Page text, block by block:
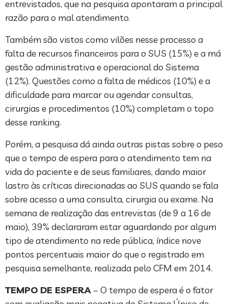
entrevistados, que na pesquisa apontaram a principal
razão para o mal atendimento.
Também são vistos como vilões nesse processo a
falta de recursos financeiros para o SUS (15%) e a má
gestão administrativa e operacional do Sistema
(12%). Questões como a falta de médicos (10%) e a
dificuldade para marcar ou agendar consultas,
cirurgias e procedimentos (10%) completam o topo
desse ranking.
Porém, a pesquisa dá ainda outras pistas sobre o peso
que o tempo de espera para o atendimento tem na
vida do paciente e de seus familiares, dando maior
lastro às críticas direcionadas ao SUS quando se fala
sobre acesso a uma consulta, cirurgia ou exame. Na
semana de realização das entrevistas (de 9 a 16 de
maio), 39% declararam estar aguardando por algum
tipo de atendimento na rede pública, índice nove
pontos percentuais maior do que o registrado em
pesquisa semelhante, realizada pelo CFM em 2014.
TEMPO DE ESPERA – O tempo de espera é o fator